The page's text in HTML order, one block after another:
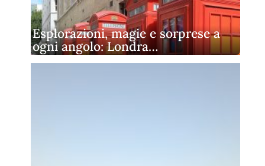
Esplorazioni, magie e sorprese a
ogni angolo: Londra…